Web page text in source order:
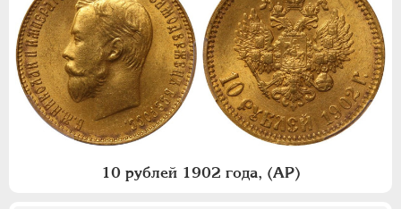
10 рублей 1902 года, (АР)